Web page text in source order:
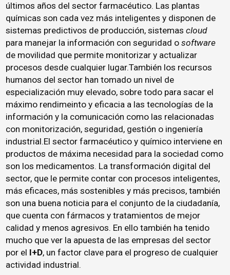
últimos años del sector farmacéutico. Las plantas
químicas son cada vez más inteligentes y disponen de
sistemas predictivos de producción, sistemascloud
para manejar la información con seguridad osoftware
de movilidad que permite monitorizar y actualizar
procesos desde cualquier lugar.También los recursos
humanos del sector han tomado un nivel de
especialización muy elevado, sobre todo para sacar el
máximo rendimeinto y eficacia a las tecnologías de la
información y la comunicación como las relacionadas
con monitorización, seguridad, gestión o ingeniería
industrial.El sector farmacéutico y químico interviene en
productos de máxima necesidad para la sociedad como
son los medicamentos. La transformación digital del
sector, que le permite contar con procesos inteligentes,
más eficaces, más sostenibles y más precisos, también
son una buena noticia para el conjunto de la ciudadanía,
que cuenta con fármacos y tratamientos de mejor
calidad y menos agresivos. En ello también ha tenido
mucho que ver la apuesta de las empresas del sector
por el I+D, un factor clave para el progreso de cualquier
actividad industrial.